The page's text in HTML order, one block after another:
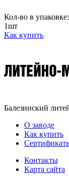
Кол-во в упаковке:
1шт
Как купить
Балезинский
О заводе
Как купить
Контакты
Карта сайта